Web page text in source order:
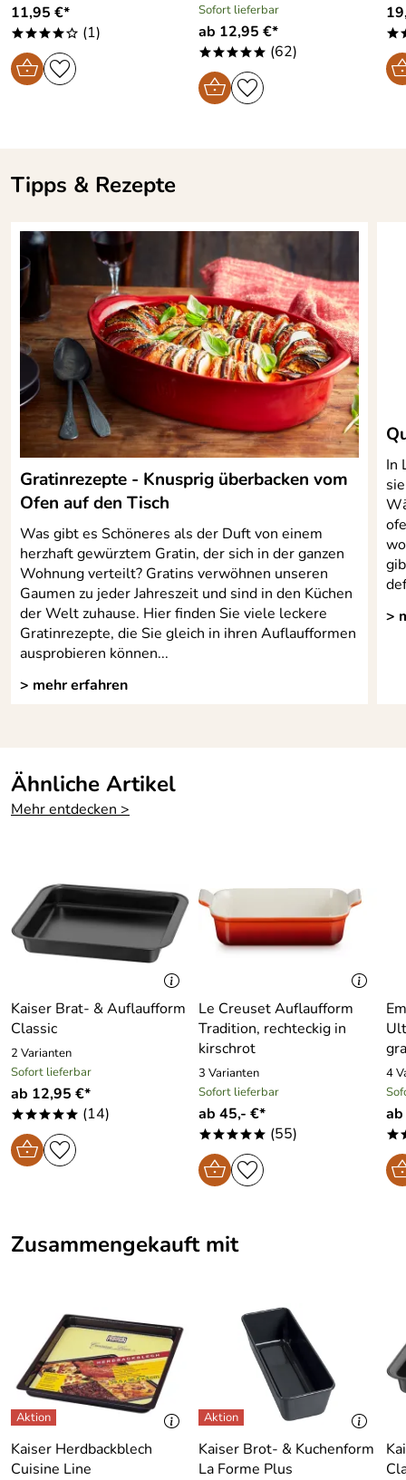
11,95 €*
****o (1)
Sofort lieferbar
ab 12,95 €*
***** (62)
Tipps & Rezepte
Gratinrezepte - Knusprig überbacken vom
Ofen auf den Tisch
Was gibt es Schöneres als der Duft von einem
herzhaft gewürztem Gratin, der sich in der ganzen
Wohnung verteilt? Gratins verwöhnen unseren
Gaumen zu jeder Jahreszeit und sind in den Küchen
der Welt zuhause. Hier finden Sie viele leckere
Gratinrezepte, die Sie gleich in ihren Auflaufformen
ausprobieren können...
> mehr erfahren
In
>
Ähnliche Artikel
Mehr entdecken >
Kaiser Brat- & Auflaufform
Classic
2 Varianten
Sofort lieferbar
ab 12,95 €*
***** (14)
Le Creuset Auflaufform
Tradition, rechteckig in
kirschrot
3 Varianten
Sofort lieferbar
ab 45,- €*
***** (55)
4
Zusammengekauft mit
Kaiser Herdbackblech
Cuisine Line
Kaiser Brot- & Kuchenform
La Forme Plus